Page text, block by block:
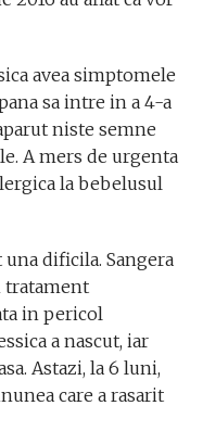
avea simptomele
sa intre in a 4-a
niste semne
A mers de urgenta
la bebelusul
dificila. Sangera
tratament
in pericol
a nascut, iar
Astazi, la 6 luni,
care a rasarit